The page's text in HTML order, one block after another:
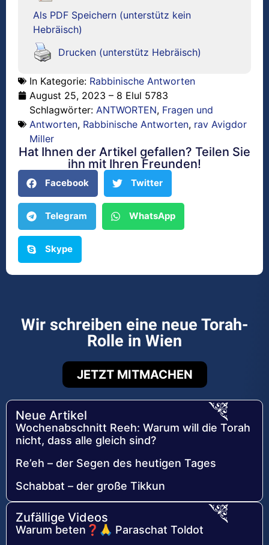
Als PDF Speichern (unterstütz kein
Hebräisch)
Drucken (unterstütz Hebräisch)
In Kategorie: Rabbinische Antworten
August 25, 2023 – 8 Elul 5783
Schlagwörter: ANTWORTEN, Fragen und
Antworten, Rabbinische Antworten, rav Avigdor
Miller
Hat Ihnen der Artikel gefallen? Teilen Sie
ihn mit Ihren Freunden!
Facebook Twitter
Telegram WhatsApp
Skype
Wir schreiben eine neue Torah-
Rolle in Wien
JETZT MITMACHEN
Neue Artikel
Wochenabschnitt Reeh: Warum will die Torah
nicht, dass alle gleich sind?
Re’eh – der Segen des heutigen Tages
Schabbat – der große Tikkun
Zufällige Videos
Warum beten❓🙏 Paraschat Toldot